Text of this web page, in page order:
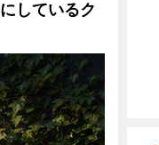
しているク